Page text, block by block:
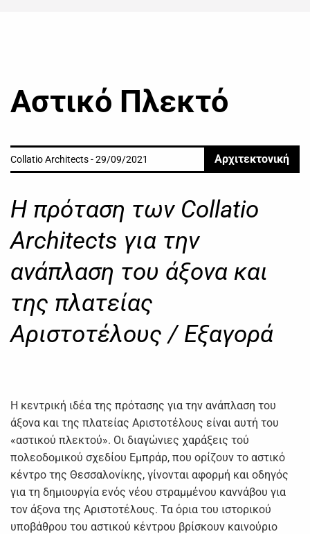
Αστικό Πλεκτό
Collatio Architects - 29/09/2021 Αρχιτεκτονική
Η πρόταση των Collatio
Architects για την
ανάπλαση του άξονα και
της πλατείας
Αριστοτέλους / Εξαγορά
Η κεντρική ιδέα της πρότασης για την ανάπλαση του
άξονα και της πλατείας Αριστοτέλους είναι αυτή του
«αστικού πλεκτού». Οι διαγώνιες χαράξεις τού
πολεοδομικού σχεδίου Εμπράρ, που ορίζουν το αστικό
κέντρο της Θεσσαλονίκης, γίνονται αφορμή και οδηγός
για τη δημιουργία ενός νέου στραμμένου καννάβου για
τον άξονα της Αριστοτέλους. Τα όρια του ιστορικού
υποβάθρου του αστικού κέντρου βρίσκουν καινούριο